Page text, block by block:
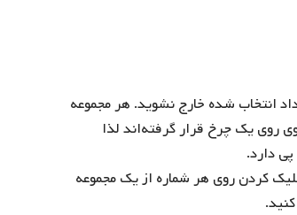
انتخاب شده خارج نشوید. هر مجموعه
روی یک چرخ قرار گرفته‌اند لذا
کردن روی هر شماره از یک مجموعه